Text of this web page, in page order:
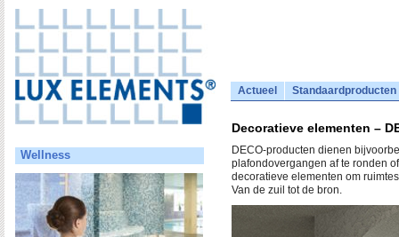
Actueel Standaardproducten
Wellness
Decoratieve elementen –
DECO-producten dienen
plafondovergangen af te ronden
decoratieve elementen om
Van de zuil tot de bron.